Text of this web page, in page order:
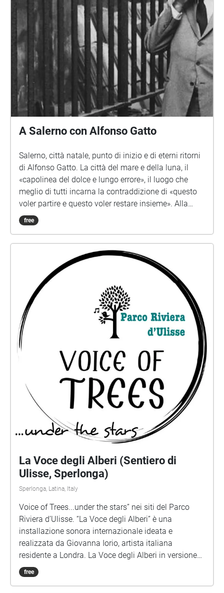
della Principessa Jolanda - Tondo di Capodimonte
(dal 3 agosto) Poeti contemporanei partenopei Parco
del Virgiliano (dal 15 agosto) Poetri contemporanei
A Salerno con Alfonso Gatto
Salerno, città natale, punto di inizio e di eterni ritorni
di Alfonso Gatto. La città del mare e della luna, il
«capolinea del dolce e lungo errore», il luogo che
meglio di tutti incarna la contraddizione di «questo
voler partire e questo voler restare insieme». Alla
Salerno di Gatto, ai luoghi sussurrati nell'orecchio
della poesia, a quelli divertiti nelle pagine di prosa, a
sereno del passo che ritrova la radice, la sound artist
Giovanna Iorio in collaborazione con Lucio
Lazzaruolo e la Fondazione Gatto dedica la prima
passeggiata del progetto "Passeggiate sonore" . Ad
accompagnarvi nei vicoli di cieli stretti e azzurri,
rigattieri, belle donne, strade impervie, barbieri, è
proprio la voce di Alfonso Gatto. Una guida
eccezionale dunque, che torna a parlarvi con le sue
parole. Un accurato lavoro di recupero e montaggio
di Giovanna Iorio e Lucio Lazzaruolo, con tracce
recuperate da Archivi e montate su un percorso
sonoro che è memoria emozionante, ritorno della
voce di un poeta nei luoghi che hanno ispirato la sua
poesia. Foto storiche di Salerno di autori vari dal
free
La Voce degli Alberi (Sentiero di
Ulisse, Sperlonga)
Sperlonga, Latina, Italy
Voice of Trees...under the stars” nei siti del Parco
Riviera d’Ulisse. “La Voce degli Alberi” è una
installazione sonora internazionale ideata e
realizzata da Giovanna Iorio, artista italiana
residente a Londra. La Voce degli Alberi in versione
pensata specialmente per il Parco Riviera d’Ulisse,
genera il percorso “Voice of Trees under the Stars”
free